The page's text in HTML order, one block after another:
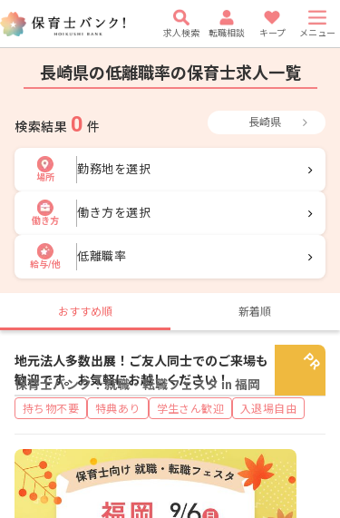
求人検索 転職相談 キープ メニュー
長崎県の低離職率の保育士求人一覧
検索結果 0 件 長崎県
場所
勤務地を選択
働き方
働き方を選択
給与/他
低離職率
おすすめ順 新着順
保育士バンク！就職・転職フェスタ in 福岡
地元法人多数出展！ご友人同士でのご来場も
歓迎です。お気軽にお越しください！
持ち物不要 特典あり 学生さん歓迎 入退場自由